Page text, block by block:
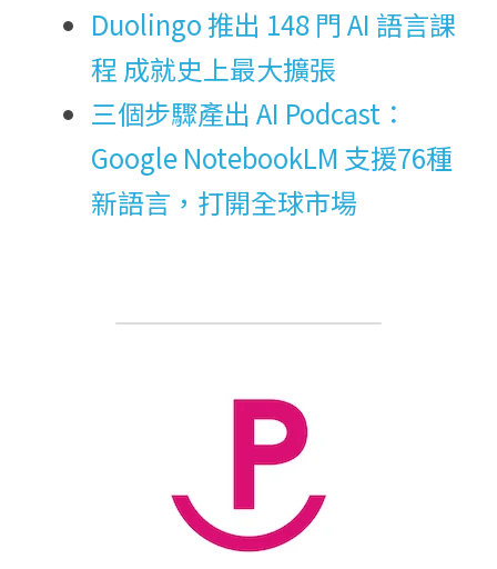
Duolingo 推出 148 門 AI 語言課
程 成就史上最大擴張
三個步驟產出 AI Podcast：
Google NotebookLM 支援76種
新語言，打開全球市場